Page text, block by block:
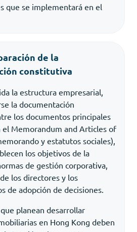
que se implementará en el
de la
constitutiva
la estructura empresarial,
la documentación
los documentos principales
el Memorandum and Articles of
y estatutos sociales),
los objetivos de la
de gestión corporativa,
los directores y los
de adopción de decisiones.
planean desarrollar
en Hong Kong deben